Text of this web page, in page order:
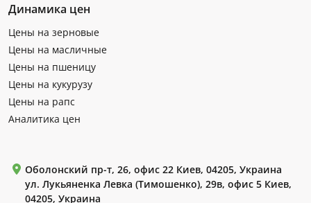
Динамика цен
Цены на зерновые
Цены на масличные
Цены на пшеницу
Цены на кукурузу
Цены на рапс
Аналитика цен
Оболонский пр-т, 26, офис 22 Киев, 04205, Украина
ул. Лукьяненка Левка (Тимошенко), 29в, офис 5 Киев,
04205, Украина